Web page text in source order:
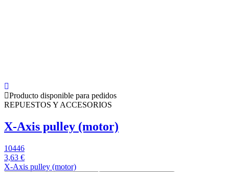
Producto disponible para pedidos
REPUESTOS Y ACCESORIOS
X-Axis pulley (motor)
10446
3,63 €
X-Axis pulley (motor)